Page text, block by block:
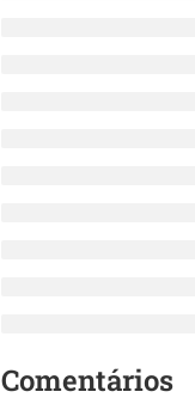
Comentários